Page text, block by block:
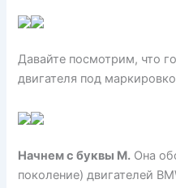
Давайте посмотрим, что
двигателя под
Начнем с буквы М. Она
поколение) двигателей